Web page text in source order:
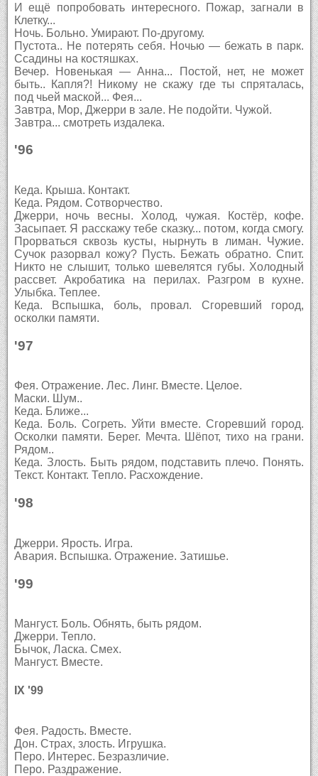
И ещё попробовать интересного. Пожар, загнали в
Клетку...
Ночь. Больно. Умирают. По-другому.
Пустота.. Не потерять себя. Ночью — бежать в парк.
Ссадины на костяшках.
Вечер. Новенькая — Анна... Постой, нет, не может
быть.. Капля?! Никому не скажу где ты спряталась,
под чьей маской... Фея...
Завтра, Мор, Джерри в зале. Не подойти. Чужой.
Завтра... смотреть издалека.
'96
Кеда. Крыша. Контакт.
Кеда. Рядом. Сотворчество.
Джерри, ночь весны. Холод, чужая. Костёр, кофе.
Засыпает. Я расскажу тебе сказку... потом, когда смогу.
Прорваться сквозь кусты, нырнуть в лиман. Чужие.
Сучок разорвал кожу? Пусть. Бежать обратно. Спит.
Никто не слышит, только шевелятся губы. Холодный
рассвет. Акробатика на перилах. Разгром в кухне.
Улыбка. Теплее.
Кеда. Вспышка, боль, провал. Сгоревший город,
осколки памяти.
'97
Фея. Отражение. Лес. Линг. Вместе. Целое.
Маски. Шум..
Кеда. Ближе...
Кеда. Боль. Согреть. Уйти вместе. Сгоревший город.
Осколки памяти. Берег. Мечта. Шёпот, тихо на грани.
Рядом..
Кеда. Злость. Быть рядом, подставить плечо. Понять.
Текст. Контакт. Тепло. Расхождение.
'98
Джерри. Ярость. Игра.
Авария. Вспышка. Отражение. Затишье.
'99
Мангуст. Боль. Обнять, быть рядом.
Джерри. Тепло.
Бычок, Ласка. Смех.
Мангуст. Вместе.
IX '99
Фея. Радость. Вместе.
Дон. Страх, злость. Игрушка.
Перо. Интерес. Безразличие.
Перо. Раздражение.